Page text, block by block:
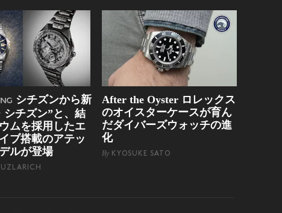
シチズンから新
シチズン”と、結
ムを採用したエ
ブ搭載のアテッ
ルが登場
After the Oyster ロレックス
のオイスターケースが育ん
だダイバーズウォッチの進
化
ByKYOSUKE SATO